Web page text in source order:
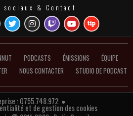
sociaux & Contact
PODCASTS ÉMISSIONS
ÉQUIPE
NOUS CONTACTER STUDIO DE PODCAST
: 0755.748.972 ●
et de gestion des cookies